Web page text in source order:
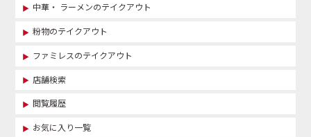
中華・ ラーメンのテイクアウト
粉物のテイクアウト
ファミレスのテイクアウト
店舗検索
閲覧履歴
お気に入り一覧